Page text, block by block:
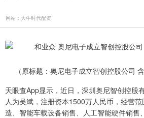
网站：大牛时代配资
（原标题：奥尼电子成立智创控股公司
天眼查App显示，近日，深圳奥尼智创控股
人为吴斌，注册资本1500万人民币，经营
造、智能车载设备销售、人工智能硬件销售